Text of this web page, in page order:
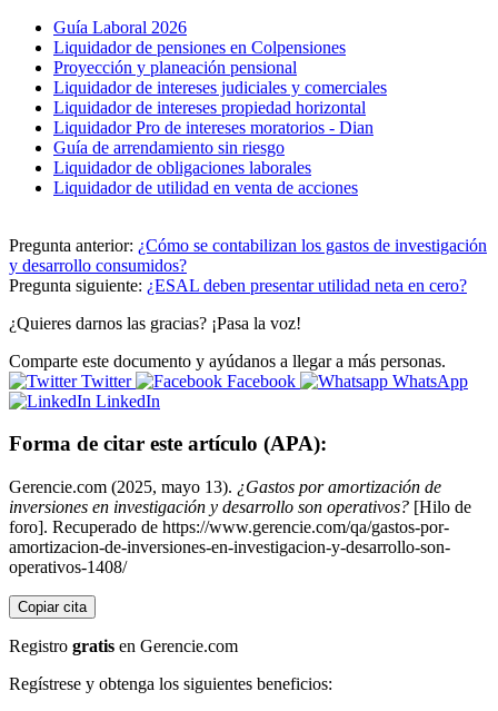
Guía Laboral 2026
Liquidador de pensiones en Colpensiones
Proyección y planeación pensional
Liquidador de intereses judiciales y comerciales
Liquidador de intereses propiedad horizontal
Liquidador Pro de intereses moratorios - Dian
Guía de arrendamiento sin riesgo
Liquidador de obligaciones laborales
Liquidador de utilidad en venta de acciones
Pregunta anterior: ¿Cómo se contabilizan los gastos de investigación
y desarrollo consumidos?
Pregunta siguiente: ¿ESAL deben presentar utilidad neta en cero?
¿Quieres darnos las gracias? ¡Pasa la voz!
Comparte este documento y ayúdanos a llegar a más personas.
Twitter
Facebook
WhatsApp
LinkedIn
Forma de citar este artículo (APA):
Gerencie.com (2025, mayo 13). ¿Gastos por amortización de
inversiones en investigación y desarrollo son operativos? [Hilo de
foro]. Recuperado de https://www.gerencie.com/qa/gastos-por-
amortizacion-de-inversiones-en-investigacion-y-desarrollo-son-
operativos-1408/
Copiar cita
Registro gratis en Gerencie.com
Regístrese y obtenga los siguientes beneficios: